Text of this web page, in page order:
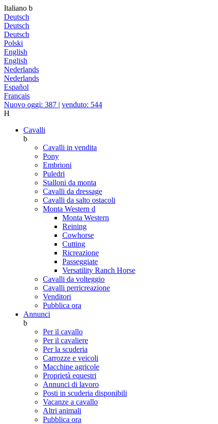
Italiano b
Deutsch
Deutsch
Deutsch
Polski
English
English
Nederlands
Nederlands
Español
Français
Nuovo oggi: 387 | venduto: 544
H
Cavalli
b
Cavalli in vendita
Pony
Embrioni
Puledri
Stalloni da monta
Cavalli da dressage
Cavalli da salto ostacoli
Monta Western d
Monta Western
Reining
Cowhorse
Cutting
Ricreazione
Passeggiate
Versatility Ranch Horse
Cavalli da volteggio
Cavalli perricreazione
Venditori
Pubblica ora
Annunci
b
Per il cavallo
Per il cavaliere
Per la scuderia
Carrozze e veicoli
Macchine agricole
Proprietà equestri
Annunci di lavoro
Posti in scuderia disponibili
Vacanze a cavallo
Altri animali
Pubblica ora